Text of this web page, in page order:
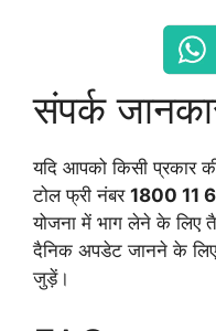
संपर्क
यदि आपको किसी प्रकार
टोल फ्री नंबर 1800 11
योजना में भाग लेने के लिए
दैनिक अपडेट जानने के लिए
जुड़ें।